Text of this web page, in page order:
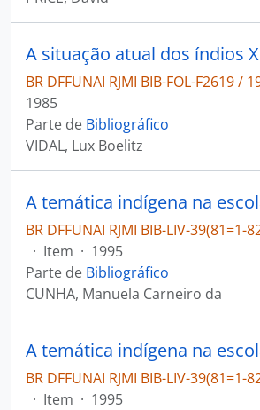
BR DFFUNAI RJMI BIB-FOL-F2619 /
1985
Parte de Bibliográfico
VIDAL, Lux Boelitz
BR DFFUNAI RJMI BIB-LIV-39(81=1-
· Item · 1995
Parte de Bibliográfico
CUNHA, Manuela Carneiro da
BR DFFUNAI RJMI BIB-LIV-39(81=1-
· Item · 1995